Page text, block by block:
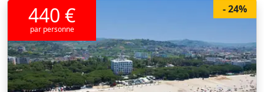
- 24%
440 €
par personne